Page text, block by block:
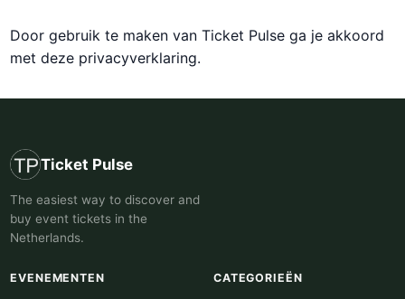
Door gebruik te maken van Ticket Pulse ga je akkoord
met deze privacyverklaring.
Ticket Pulse
The easiest way to discover and
buy event tickets in the
Netherlands.
EVENEMENTEN CATEGORIEËN